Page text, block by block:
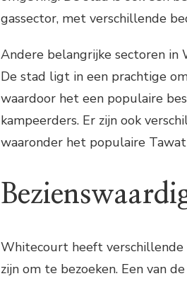
gassector, met verschillende
Andere belangrijke sectoren
De stad ligt in een prachtige
waardoor het een populaire
kampeerders. Er zijn ook
waaronder het populaire
Whitecourt heeft verschillende
zijn om te bezoeken. Een van